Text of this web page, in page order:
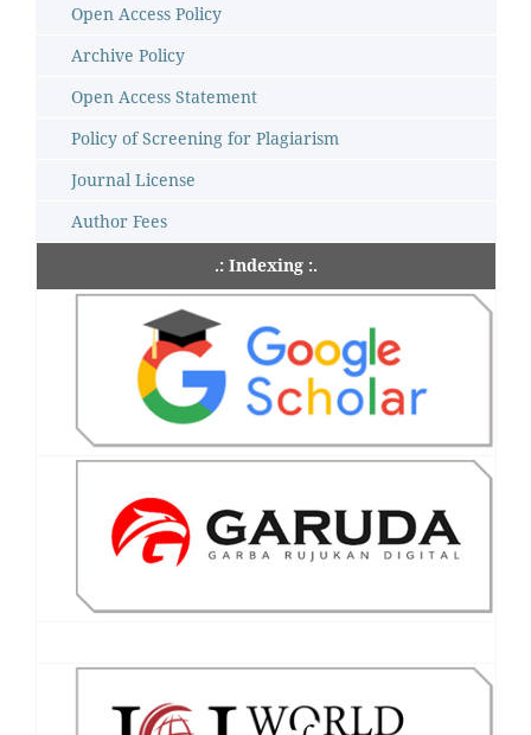
Open Access Policy
Archive Policy
Open Access Statement
Policy of Screening for Plagiarism
Journal License
Author Fees
.: Indexing :.